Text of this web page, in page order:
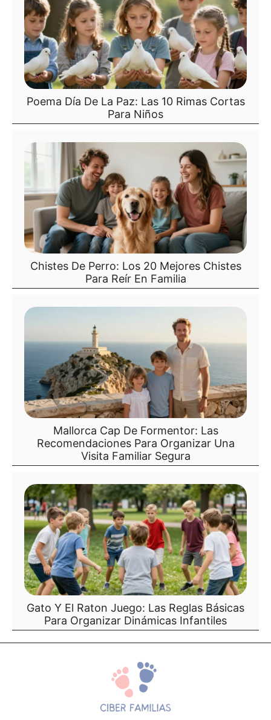
Poema Día De La Paz: Las 10 Rimas Cortas
Para Niños
Chistes De Perro: Los 20 Mejores Chistes
Para Reír En Familia
Mallorca Cap De Formentor: Las
Recomendaciones Para Organizar Una
Visita Familiar Segura
Gato Y El Raton Juego: Las Reglas Básicas
Para Organizar Dinámicas Infantiles